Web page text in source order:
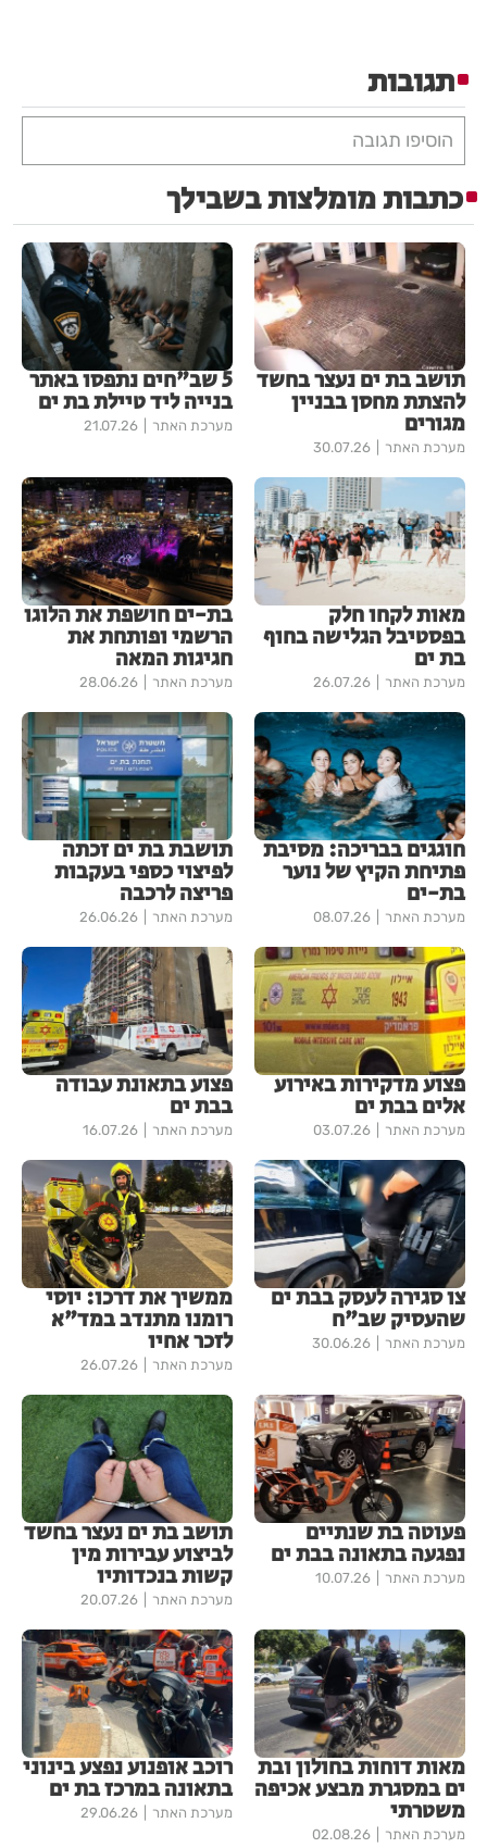
תגובות
הוסיפו תגובה
כתבות מומלצות בשבילך
תושב בת ים נעצר בחשד
להצתת מחסן בבניין
מגורים
מערכת האתר 30.07.26
5 שב"חים נתפסו באתר
בנייה ליד טיילת בת ים
מערכת האתר 21.07.26
מאות לקחו חלק
בפסטיבל הגלישה בחוף
בת ים
מערכת האתר 26.07.26
בת-ים חושפת את הלוגו
הרשמי ופותחת את
חגיגות המאה
מערכת האתר 28.06.26
חוגגים בבריכה: מסיבת
פתיחת הקיץ של נוער
בת-ים
מערכת האתר 08.07.26
תושבת בת ים זכתה
לפיצוי כספי בעקבות
פריצה לרכבה
מערכת האתר 26.06.26
פצוע מדקירות באירוע
אלים בבת ים
מערכת האתר 03.07.26
פצוע בתאונת עבודה
בבת ים
מערכת האתר 16.07.26
צו סגירה לעסק בבת ים
שהעסיק שב"ח
מערכת האתר 30.06.26
ממשיך את דרכו: יוסי
רומנו מתנדב במד"א
לזכר אחיו
מערכת האתר 26.07.26
פעוטה בת שנתיים
נפגעה בתאונה בבת ים
מערכת האתר 10.07.26
תושב בת ים נעצר בחשד
לביצוע עבירות מין
קשות בנכדותיו
מערכת האתר 20.07.26
מאות דוחות בחולון ובת
ים במסגרת מבצע אכיפה
משטרתי
מערכת האתר 02.08.26
רוכב אופנוע נפצע בינוני
בתאונה במרכז בת ים
מערכת האתר 29.06.26